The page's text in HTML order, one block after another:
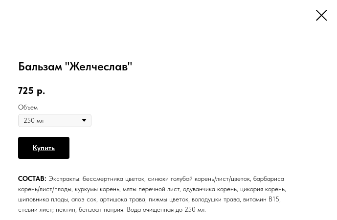
Бальзам "Желчеслав"
725 р.
Объем
Купить
СОСТАВ: Экстракты: бессмертника цветок, синюхи голубой корень/лист/цветок, барбариса
корень/лист/плоды, куркумы корень, мяты перечной лист, одуванчика корень, цикория корень,
шиповника плоды, алоэ сок, артишока трава, пижмы цветок, володушки трава, витамин В15,
стевии лист; пектин, бензоат натрия. Вода очищенная до 250 мл.